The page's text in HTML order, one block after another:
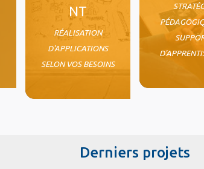
NT
RÉALISATION
D'APPLICATIONS
SELON VOS BESOINS
Derniers projets